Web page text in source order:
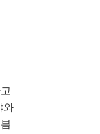
와